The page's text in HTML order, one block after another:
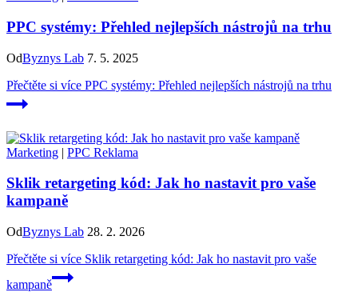
PPC systémy: Přehled nejlepších nástrojů na trhu
OdByznys Lab 7. 5. 2025
Přečtěte si více PPC systémy: Přehled nejlepších nástrojů na trhu
Marketing | PPC Reklama
Sklik retargeting kód: Jak ho nastavit pro vaše
kampaně
OdByznys Lab 28. 2. 2026
Přečtěte si více Sklik retargeting kód: Jak ho nastavit pro vaše
kampaně